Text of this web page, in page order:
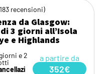
recensioni)
da Glasgow:
3 giorni all’Isola
e Highlands
e 2
a partire da
352€